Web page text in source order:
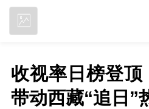
收视率日榜登顶
带动西藏“追日”